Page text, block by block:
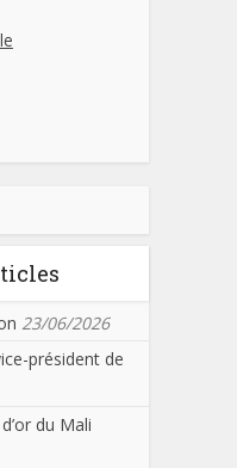
23/06/2026
président de
du Mali